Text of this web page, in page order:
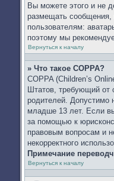
Вы можете этого и не
размещать сообщения,
пользователям:
поэтому мы
Вернуться к началу
» Что такое COPPA?
COPPA (Children’s
Штатов, требующий от
родителей. Допустимо
младше 13 лет. Если
за помощью к
правовым вопросам и
некорректного
Примечание
Вернуться к началу